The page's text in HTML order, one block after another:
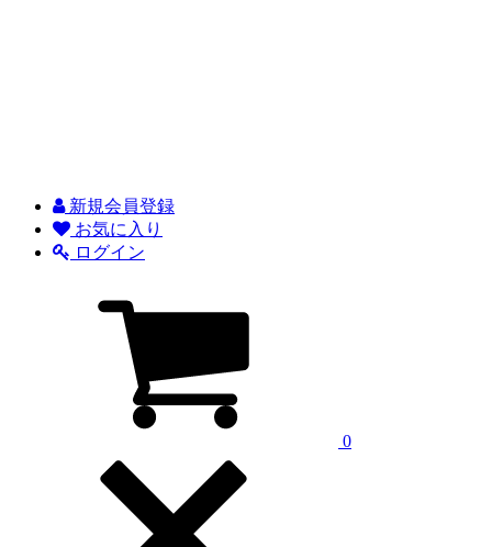
新規会員登録
お気に入り
ログイン
0